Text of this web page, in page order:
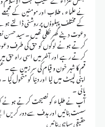
نے علماء ، طلاب اور مومنین کے
کے مختلف پہلوؤں پر روشنی ڈالتے
دعوت دینے گھر نکلی تھیں ۔ سید
کرتے ہوئے لوگوں کو حق کی طرف
کرتے رہے اور آخر میں اسی راہ حق
قم کا شہر خون و قیام کی سر زمین ہے ۔
اپنی لپیٹ میں لیا اور دنیا کو متحول
پائی ۔
آپ نے طلباء کو نصیحت کرتے ہوئے
سست بنائیں اور ہدف سے دور کریں
حقیقی سپاہی بنائیں